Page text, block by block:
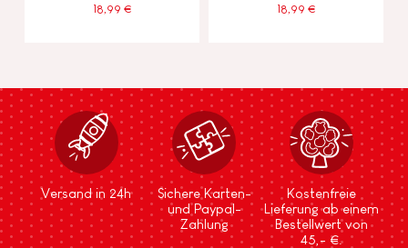
18,99 € 18,99 €
Versand in 24h
Sichere Karten-
und Paypal-
Zahlung
Kostenfreie
Lieferung ab einem
Bestellwert von
45,- €.